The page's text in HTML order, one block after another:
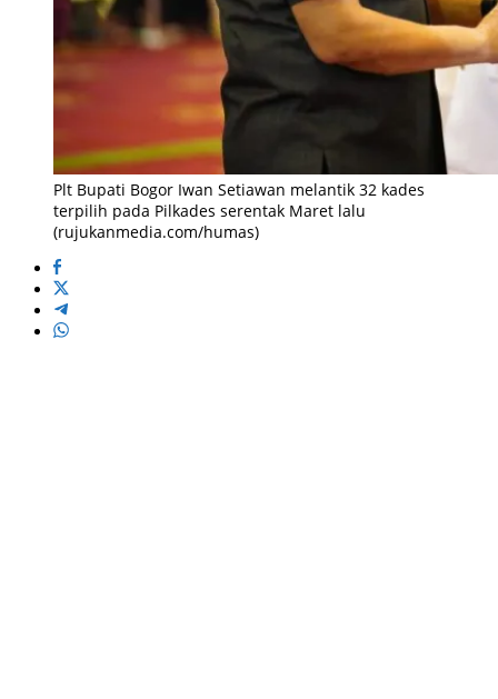
Plt Bupati Bogor Iwan Setiawan melantik 32 kades
terpilih pada Pilkades serentak Maret lalu
(rujukanmedia.com/humas)